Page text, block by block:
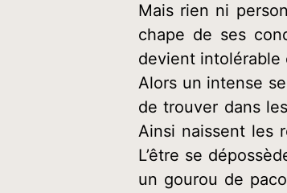
Mais rien ni
chape de ses
devient intolérable
Alors un intense
de trouver dans
Ainsi naissent les
L’être se
un gourou de